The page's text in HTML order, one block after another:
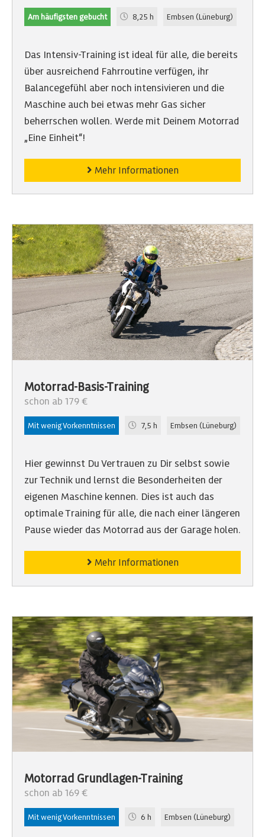
Am häufigsten gebucht 8,25 h Embsen (Lüneburg)
Das Intensiv-Training ist ideal für alle, die bereits
über ausreichend Fahrroutine verfügen, ihr
Balancegefühl aber noch intensivieren und die
Maschine auch bei etwas mehr Gas sicher
beherrschen wollen. Werde mit Deinem Motorrad
„Eine Einheit“!
Mehr Informationen
Motorrad-Basis-Training
schon ab 179 €
Mit wenig Vorkenntnissen 7,5 h Embsen (Lüneburg)
Hier gewinnst Du Vertrauen zu Dir selbst sowie
zur Technik und lernst die Besonderheiten der
eigenen Maschine kennen. Dies ist auch das
optimale Training für alle, die nach einer längeren
Pause wieder das Motorrad aus der Garage holen.
Mehr Informationen
Motorrad Grundlagen-Training
schon ab 169 €
Mit wenig Vorkenntnissen 6 h Embsen (Lüneburg)